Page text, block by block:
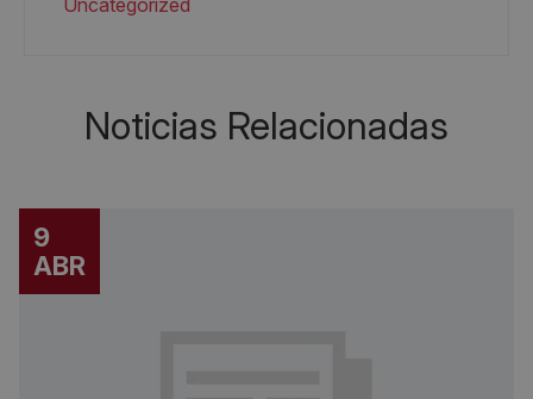
Uncategorized
Noticias Relacionadas
9
ABR